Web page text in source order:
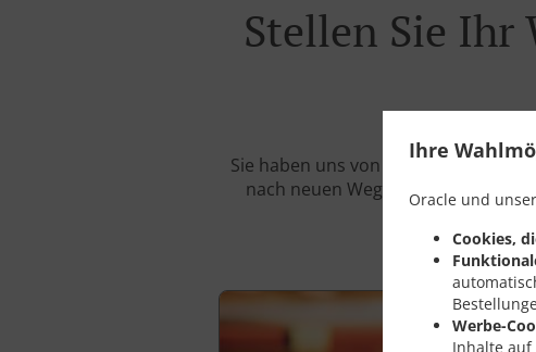
Ihre
Oracle und
Cookies,
Werbe-
Inhalte auf
Stellen Sie Ihr
Sie haben uns von Ihren
nach neuen Wegen, um Ihr